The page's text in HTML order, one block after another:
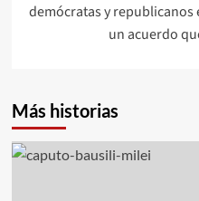
demócratas y republicanos
un acuerdo
Más historias